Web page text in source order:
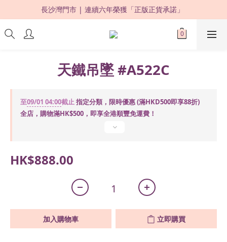
限時優惠：購買滿 HKD500，即享 88 折 !
長沙灣門市 | 連續六年榮獲「正版正貨承諾」
限時優惠：購買滿 HKD500，即享 88 折 !
天鐵吊墜 #A522C
至09/01 04:00截止指定分類，限時優惠 (滿HKD500即享88折)
全店，購物滿HK$500，即享全港順豐免運費！
HK$888.00
加入購物車 立即購買